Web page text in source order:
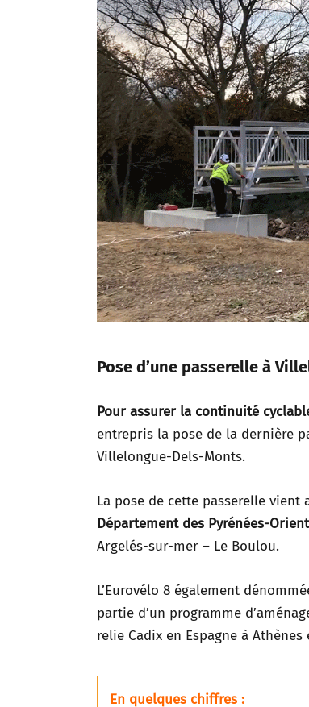
Pose d’une passerelle à
Pour assurer la continuité
entrepris la pose de la dernière
Villelongue-Dels-Monts.
La pose de cette passerelle vient
Département des Pyrénées-
Argelés-sur-mer – Le Boulou.
L’Eurovélo 8 également
partie d’un programme
relie Cadix en Espagne à
En quelques chiffres :